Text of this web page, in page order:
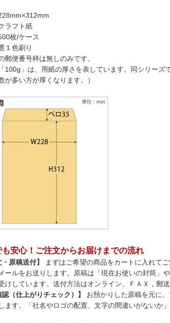
ラフト紙
枚/ケース
１色刷り
郵便番号枠は無しのみです。
100g」は、用紙の厚さを表しています。同シリーズ
が多い方が厚くなります。）
安心！ご注文からお届けまでの流れ
原稿送付】
まずはご希望の商品をカートに入れて
ールをお送りします。原稿は「現在お使いの封筒」
けしています。送付方法はオンライン、ＦＡＸ，郵
（仕上がりチェック）】
お預かりした原稿を元に
ます。「社名やロゴの配置、文字の間違いがないか